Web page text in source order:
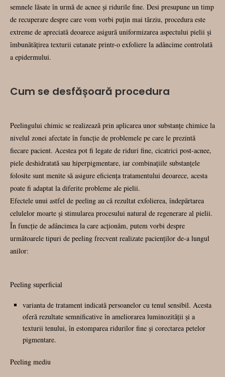
semnele lăsate în urmă de acnee şi ridurile fine. Desi presupune un timp
de recuperare despre care vom vorbi puțin mai tărziu, procedura este
extreme de apreciată deoarece asigură uniformizarea aspectului pielii şi
îmbunătăţirea texturii cutanate printr-o exfoliere la adâncime controlată
a epidermului.
Cum se desfășoară procedura
Peelingului chimic se realizează prin aplicarea unor substanțe chimice la
nivelul zonei afectate în funcție de problemele pe care le prezintă
fiecare pacient. Acestea pot fi legate de riduri fine, cicatrici post-acnee,
piele deshidratată sau hiperpigmentare, iar combinațiile substanțele
folosite sunt menite să asigure eficienţa tratamentului deoarece, acesta
poate fi adaptat la diferite probleme ale pielii.
Efectele unui astfel de peeling au că rezultat exfolierea, îndepărtarea
celulelor moarte și stimularea procesului natural de regenerare al pielii.
În funcție de adâncimea la care acționăm, putem vorbi despre
următoarele tipuri de peeling frecvent realizate pacienților de-a lungul
anilor:
Peeling superficial
varianta de tratament indicată persoanelor cu tenul sensibil. Acesta
oferă rezultate semnificative în ameliorarea luminozității și a
texturii tenului, în estomparea ridurilor fine și corectarea petelor
pigmentare.
Peeling mediu